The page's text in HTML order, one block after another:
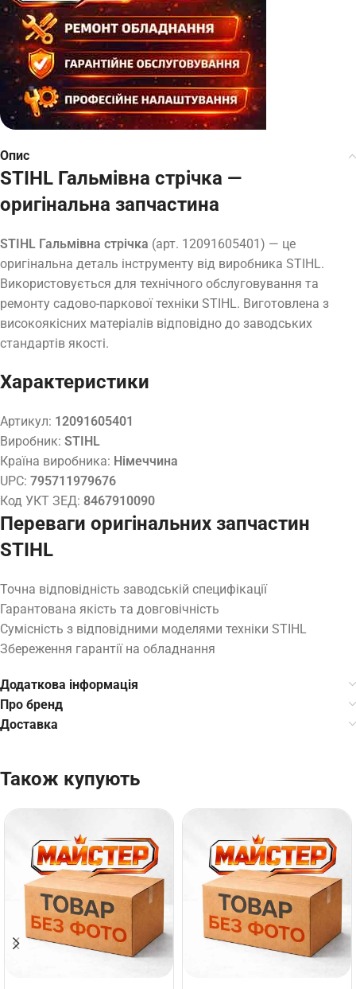
Опис
STIHL Гальмівна стрічка —
оригінальна запчастина
STIHL Гальмівна стрічка (арт. 12091605401) — це
оригінальна деталь інструменту від виробника STIHL.
Використовується для технічного обслуговування та
ремонту садово-паркової техніки STIHL. Виготовлена з
високоякісних матеріалів відповідно до заводських
стандартів якості.
Характеристики
Артикул: 12091605401
Виробник: STIHL
Країна виробника: Німеччина
UPC: 795711979676
Код УКТ ЗЕД: 8467910090
Переваги оригінальних запчастин
STIHL
Точна відповідність заводській специфікації
Гарантована якість та довговічність
Сумісність з відповідними моделями техніки STIHL
Збереження гарантії на обладнання
Додаткова інформація
Про бренд
Доставка
Також купують